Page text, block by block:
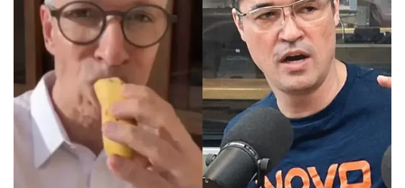
s
A
p
p
l
e
g
r
a
m
c
e
b
o
o
k
r
e
a
d
s
u
s
k
y
p
y
L
i
n
k